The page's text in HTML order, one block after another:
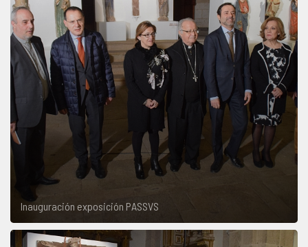
Inauguración exposición PASSVS